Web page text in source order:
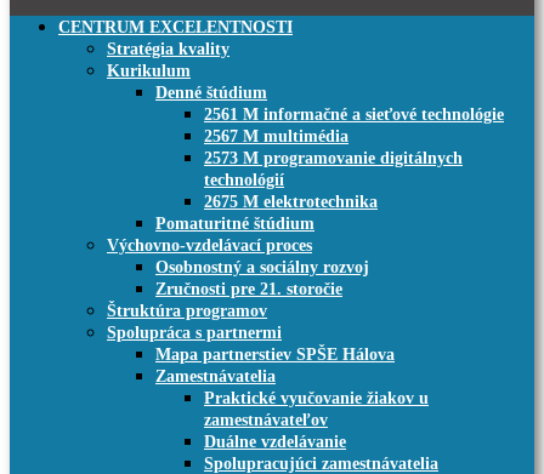
CENTRUM EXCELENTNOSTI
Stratégia kvality
Kurikulum
Denné štúdium
2561 M informačné a sieťové technológie
2567 M multimédia
2573 M programovanie digitálnych
technológií
2675 M elektrotechnika
Pomaturitné štúdium
Výchovno-vzdelávací proces
Osobnostný a sociálny rozvoj
Zručnosti pre 21. storočie
Štruktúra programov
Spolupráca s partnermi
Mapa partnerstiev SPŠE Hálova
Zamestnávatelia
Praktické vyučovanie žiakov u
zamestnávateľov
Duálne vzdelávanie
Spolupracujúci zamestnávatelia